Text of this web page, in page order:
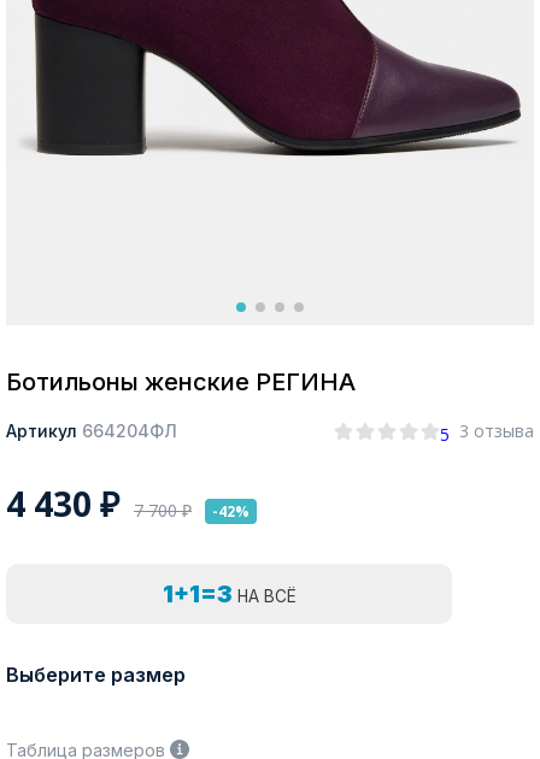
Москва
Ботильоны женские РЕГИНА
Артикул 664204ФЛ 5 3 отзыва
4 430 ₽ 7 700₽ -42%
1+1=3 НА ВСЁ
Выберите размер
Таблица размеров